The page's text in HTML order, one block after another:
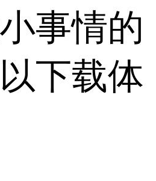
事情的
下载体